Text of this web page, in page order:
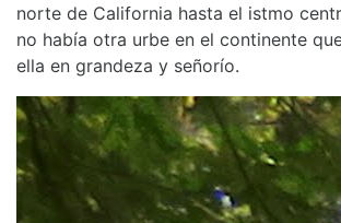
norte de California hasta el istmo
no había otra urbe en el continente
ella en grandeza y señorío.